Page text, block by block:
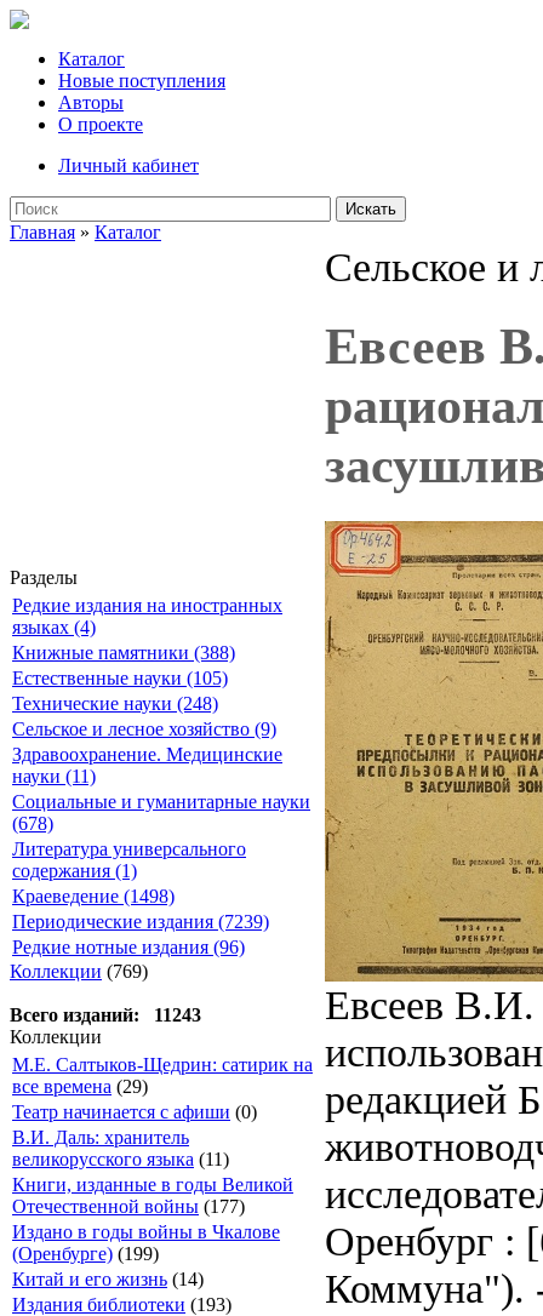
Каталог
Новые поступления
Авторы
О проекте
Личный кабинет
Искать
Главная » Каталог
Разделы
Редкие издания на иностранных
языках (4)
Книжные памятники (388)
Естественные науки (105)
Технические науки (248)
Сельское и лесное хозяйство (9)
Здравоохранение. Медицинские
науки (11)
Социальные и гуманитарные науки
(678)
Литература универсального
содержания (1)
Краеведение (1498)
Периодические издания (7239)
Редкие нотные издания (96)
Коллекции (769)
Всего изданий: 11243
Коллекции
М.Е. Салтыков-Щедрин: сатирик на
все времена (29)
Театр начинается с афиши (0)
В.И. Даль: хранитель
великорусского языка (11)
Книги, изданные в годы Великой
Отечественной войны (177)
Издано в годы войны в Чкалове
(Оренбурге) (199)
Китай и его жизнь (14)
Издания библиотеки (193)
Сельское и
Евсеев
Евсеев В.И.
редакцией
Оренбург :
Коммуна").